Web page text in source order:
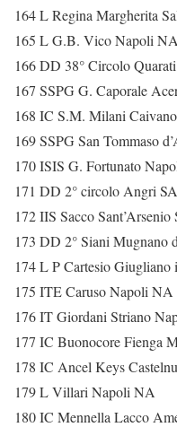
164 L Regina Margherita
165 L G.B. Vico Napoli NA
166 DD 38° Circolo
167 SSPG G. Caporale
168 IC S.M. Milani
169 SSPG San Tommaso
170 ISIS G. Fortunato
171 DD 2° circolo Angri SA
172 IIS Sacco Sant’Arsenio
173 DD 2° Siani Mugnano
174 L P Cartesio Giugliano
175 ITE Caruso Napoli NA
176 IT Giordani Striano
177 IC Buonocore Fienga
178 IC Ancel Keys
179 L Villari Napoli NA
180 IC Mennella Lacco